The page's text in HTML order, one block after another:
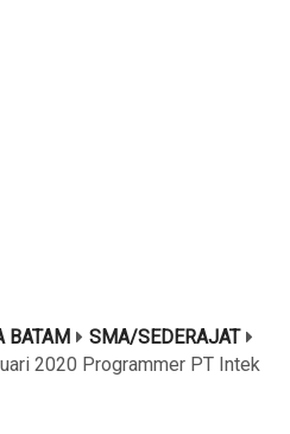
BATAM
SMA/SEDERAJAT
2020 Programmer PT Intek